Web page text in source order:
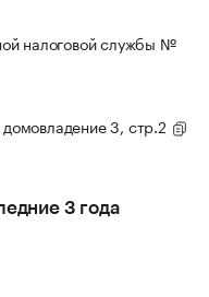
налоговой службы №
3, стр.2
3 года